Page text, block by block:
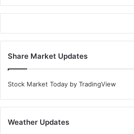
Share Market Updates
Stock Market Today by TradingView
Weather Updates